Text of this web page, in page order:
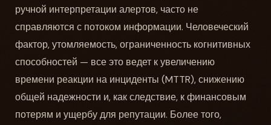
ручной интерпретации алертов, часто не
справляются с потоком информации. Человеческий
фактор, утомляемость, ограниченность когнитивных
способностей — все это ведет к увеличению
времени реакции на инциденты (MTTR), снижению
общей надежности и, как следствие, к финансовым
потерям и ущербу для репутации. Более того,